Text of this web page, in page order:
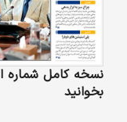
نسخه کامل شماره
بخوانید